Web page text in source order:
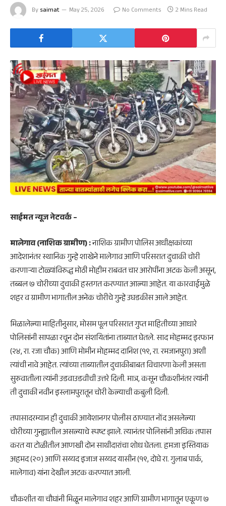
By saimat May 25, 2026 No Comments 2 Mins Read
साईमत न्यूज नेटवर्क –
मालेगाव (नाशिक ग्रामीण) :नाशिक ग्रामीण पोलिस अधीक्षकांच्या
आदेशानंतर स्थानिक गुन्हे शाखेने मालेगाव आणि परिसरात दुचाकी चोरी
करणाऱ्या टोळ्यांविरुद्ध मोठी मोहीम राबवत चार आरोपींना अटक केली असून,
तब्बल ७ चोरीच्या दुचाकी हस्तगत करण्यात आल्या आहेत. या कारवाईमुळे
शहर व ग्रामीण भागातील अनेक चोरीचे गुन्हे उघडकीस आले आहेत.
मिळालेल्या माहितीनुसार, मोसम पूल परिसरात गुप्त माहितीच्या आधारे
पोलिसांनी सापळा रचून दोन संशयितांना ताब्यात घेतले. साद मोहम्मद इरफान
(२४, रा. रजा चौक) आणि मोमीन मोहम्मद दानिश (१९, रा. रमजानपुरा) अशी
त्यांची नावे आहेत. त्यांच्या ताब्यातील दुचाकीबाबत विचारणा केली असता
सुरुवातीला त्यांनी उडवाउडवीची उत्तरे दिली. मात्र, कसून चौकशीनंतर त्यांनी
ती दुचाकी नवीन इस्लामपुरातून चोरी केल्याची कबुली दिली.
तपासादरम्यान ही दुचाकी आयेशानगर पोलीस ठाण्यात नोंद असलेल्या
चोरीच्या गुन्ह्यातील असल्याचे स्पष्ट झाले. त्यानंतर पोलिसांनी अधिक तपास
करत या टोळीतील आणखी दोन साथीदारांचा शोध घेतला. हमजा इस्तियाक
अहमद (२०) आणि सय्यद इजाज सय्यद यासीन (१९, दोघे रा. गुलाब पार्क,
मालेगाव) यांना देखील अटक करण्यात आली.
चौकशीत या चौघांनी मिळून मालेगाव शहर आणि ग्रामीण भागातून एकूण ७